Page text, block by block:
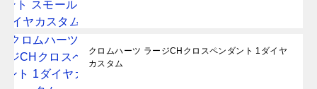
クロムハーツ ラージCHクロスペンダント 1ダイヤ
カスタム